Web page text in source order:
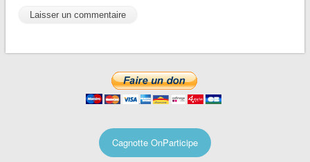
Cagnotte OnParticipe